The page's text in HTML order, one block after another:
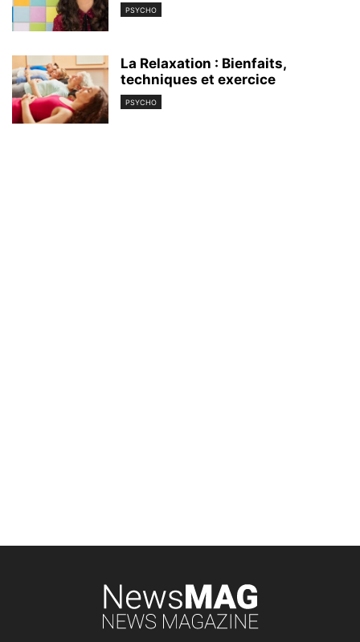
PSYCHO
La Relaxation : Bienfaits,
techniques et exercice
PSYCHO